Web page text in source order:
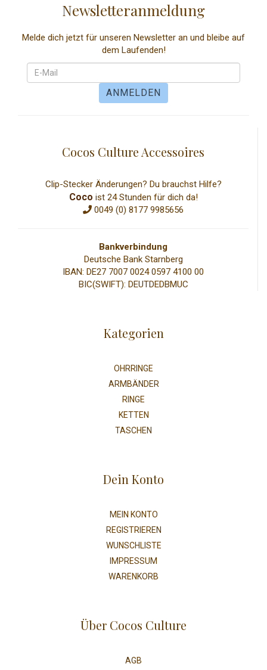
Newsletteranmeldung
Melde dich jetzt für unseren Newsletter an und bleibe auf
dem Laufenden!
Cocos Culture Accessoires
Clip-Stecker Änderungen? Du brauchst Hilfe?
Coco ist 24 Stunden für dich da!
0049 (0) 8177 9985656
Bankverbindung
Deutsche Bank Starnberg
IBAN: DE27 7007 0024 0597 4100 00
BIC(SWIFT): DEUTDEDBMUC
Kategorien
OHRRINGE
ARMBÄNDER
RINGE
KETTEN
TASCHEN
Dein Konto
MEIN KONTO
REGISTRIEREN
WUNSCHLISTE
IMPRESSUM
WARENKORB
Über Cocos Culture
AGB